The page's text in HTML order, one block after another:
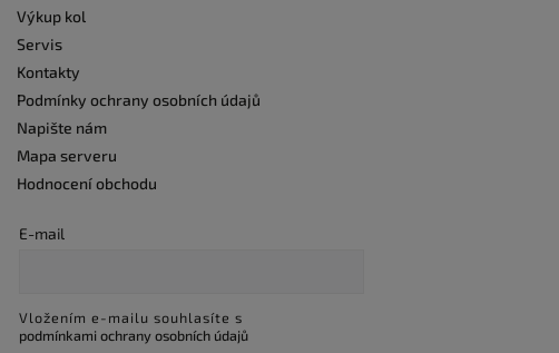
Výkup kol
Servis
Kontakty
Podmínky ochrany osobních údajů
Napište nám
Mapa serveru
Hodnocení obchodu
E-mail
Vložením e-mailu souhlasíte s
podmínkami ochrany osobních údajů